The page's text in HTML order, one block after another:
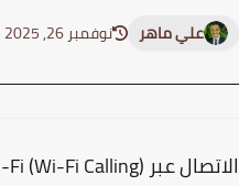
علي ماهر
نوفمبر 26, 2025